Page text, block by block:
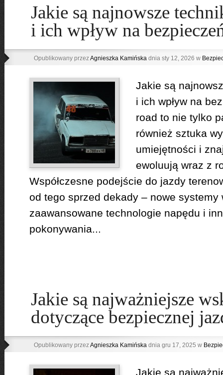
Jakie są najnowsze
i ich wpływ na
Opublikowany przezAgnieszka Kamińskadnia sty 12, 2026 w
Jakie są
i ich wpływ na
road to nie tylko
również sztuka
umiejętności i
ewoluują wraz z
Współczesne podejście do jazdy
od tego sprzed dekady – nowe systemy
zaawansowane technologie napędu i
pokonywania...
Jakie są najważniejsze
dotyczące bezpiecznej
Opublikowany przezAgnieszka Kamińskadnia gru 17, 2025 w
Jakie są